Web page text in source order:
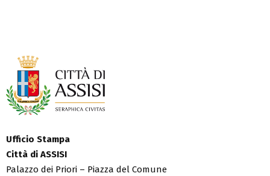
Ufficio Stampa
Città di ASSISI
Palazzo dei Priori – Piazza del Comune